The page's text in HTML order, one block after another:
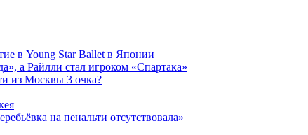
в Young Star Ballet в Японии
а Райлли стал игроком «Спартака»
из Москвы 3 очка?
на пенальти отсутствовала»